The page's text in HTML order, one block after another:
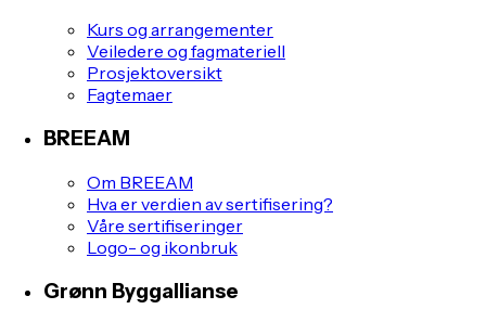
Kurs og arrangementer
Veiledere og fagmateriell
Prosjektoversikt
Fagtemaer
BREEAM
Om BREEAM
Hva er verdien av sertifisering?
Våre sertifiseringer
Logo- og ikonbruk
Grønn Byggallianse